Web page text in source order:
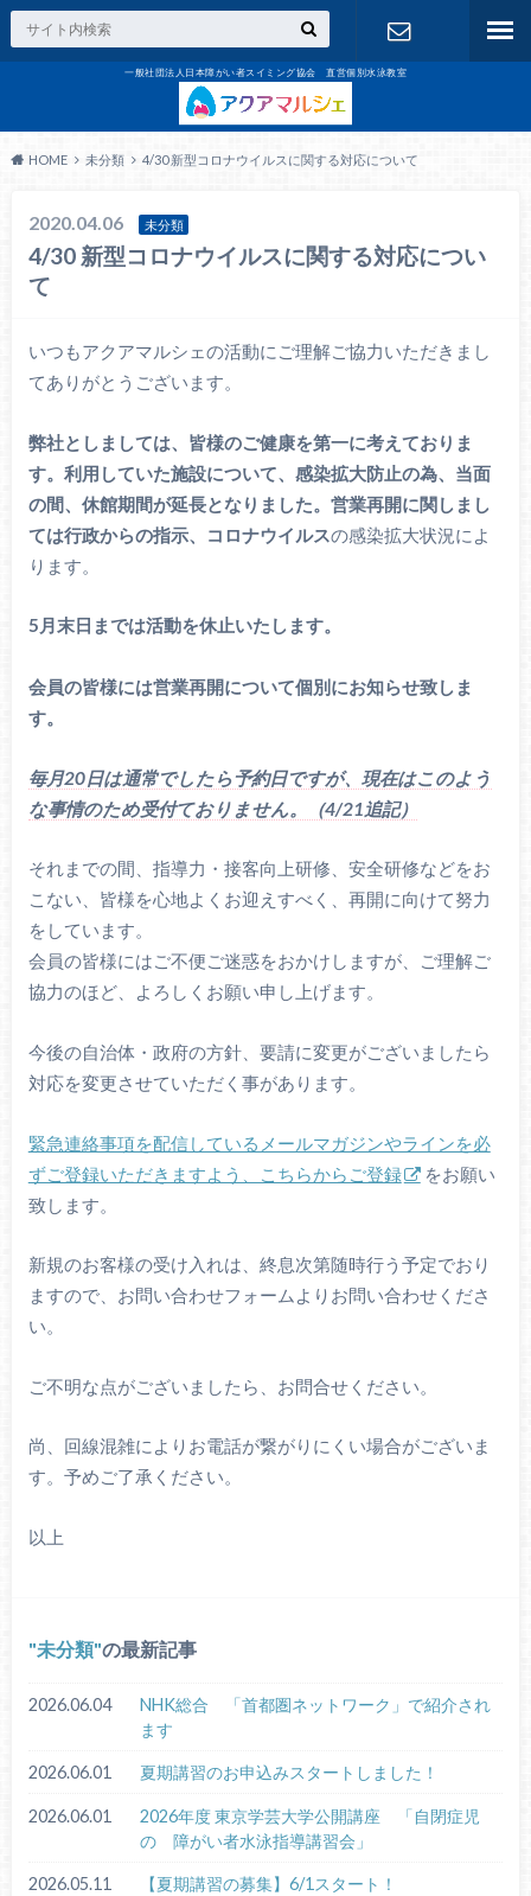
一般社団法人日本障がい者スイミング協会 直営個別水泳教室
HOME 未分類 4/30 新型コロナウイルスに関する対応について
2020.04.06 未分類
4/30 新型コロナウイルスに関する対応につい
て
いつもアクアマルシェの活動にご理解ご協力いただきまし
てありがとうございます。
弊社としましては、皆様のご健康を第一に考えておりま
す。利用していた施設について、感染拡大防止の為、当面
の間、休館期間が延長となりました。営業再開に関しまし
ては行政からの指示、コロナウイルスの感染拡大状況によ
ります。
5月末日までは活動を休止いたします。
会員の皆様には営業再開について個別にお知らせ致しま
す。
毎月20日は通常でしたら予約日ですが、現在はこのよう
な事情のため受付ておりません。（4/21追記）
それまでの間、指導力・接客向上研修、安全研修などをお
こない、皆様を心地よくお迎えすべく、再開に向けて努力
をしています。
会員の皆様にはご不便ご迷惑をおかけしますが、ご理解ご
協力のほど、よろしくお願い申し上げます。
今後の自治体・政府の方針、要請に変更がございましたら
対応を変更させていただく事があります。
緊急連絡事項を配信しているメールマガジンやラインを必
ずご登録いただきますよう、こちらからご登録
をお願い
致します。
新規のお客様の受け入れは、終息次第随時行う予定でおり
ますので、お問い合わせフォームよりお問い合わせくださ
い。
ご不明な点がございましたら、お問合せください。
尚、回線混雑によりお電話が繋がりにくい場合がございま
す。予めご了承ください。
以上
未分類 の最新記事
2026.06.04
NHK総合 「首都圏ネットワーク」で紹介され
ます
2026.06.01 夏期講習のお申込みスタートしました！
2026.06.01
2026年度 東京学芸大学公開講座 「自閉症児
の 障がい者水泳指導講習会」
2026.05.11 【夏期講習の募集】6/1スタート！